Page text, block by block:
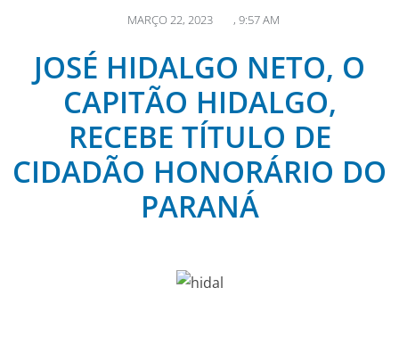
MARÇO 22, 2023 , 9:57 AM
JOSÉ HIDALGO NETO, O
CAPITÃO HIDALGO,
RECEBE TÍTULO DE
CIDADÃO HONORÁRIO DO
PARANÁ